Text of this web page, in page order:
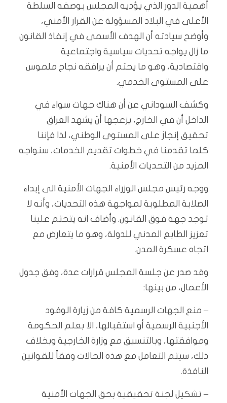
أهمية الدور الذي يؤديه المجلس بوصفه السلطة
الأعلى في البلاد المسؤولة عن القرار الأمني،
وأوضح سيادته أن الهدف الأسمى في إنفاذ القانون
ما زال يواجه تحديات سياسية واجتماعية
واقتصادية، وهو ما يحتم أن يرافقه نجاح ملموس
على المستوى الخدمي.
وكشف السوداني عن أن هناك جهات سواء في
الداخل أن في الخارج، يزعجها أنْ يشهد العراق
تحقيق إنجاز على المستوى الوطني، لذا فإننا
كلما تقدمنا في خطوات تقديم الخدمات، سنواجه
المزيد من التحديات الأمنية.
ووجه رئيس مجلس الوزراء الجهات الأمنية الى إبداء
الصلابة المطلوبة لمواجهة هذه التحديات، وأنه لا
توجد جهة فوق القانون. وأضاف انه يتحتم علينا
تعزيز الطابع المدني للدولة، وهو ما يتعارض مع
اتجاه عسكرة المدن.
وقد صدر عن جلسة المجلس قرارات عدة، وفق جدول
الأعمال، من بينها:
– منع الجهات الرسمية كافة من زيارة الوفود
الأجنبية الرسمية أو استقبالها، الا بعلم الحكومة
وموافقتها، وبالتنسيق مع وزارة الخارجية وبخلاف
ذلك، سيتم التعامل مع هذه الحالات وفقاً للقوانين
النافذة.
– تشكيل لجنة تحقيقية بحق الجهات الأمنية